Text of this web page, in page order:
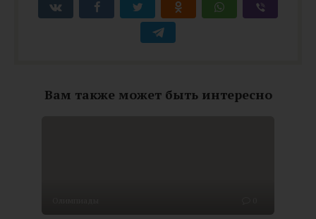
Вам также может быть интересно